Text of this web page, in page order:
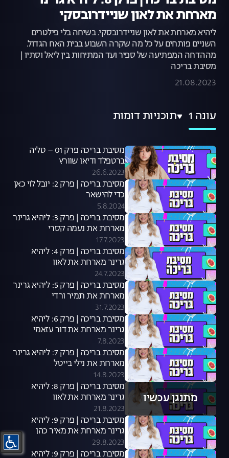
מארחת את לאון שניידרובסקי
ליהיא מארחת את לאון שניידרובסקי. בשיחה בלי פילטרים
השניים פותחים על כל מה שקרה השבוע בבית האח הגדול.
מההדחה המפתיעה של ספיר ועד המתיחות בין ליאל וסתיו |
מסיבת בריכה
21.08.2023
עונה 1 תוכניות דומות
מסיבת בריכה פרק 01 – טליה
ברטפלד ודיאן שוורץ
26.6.2023
מסיבת בריכה | פרק 2: יובל לוי כאן
כדי להישאר
5.8.2024
מסיבת בריכה | פרק 3: ליהיא גרינר
מארחת את נעמה קסרי
17.7.2023
מסיבת בריכה | פרק 4: ליהיא
גרינר מארחת את לאון
שניידרובסקי
24.7.2023
מסיבת בריכה | פרק 5: ליהיא גרינר
מארחת את תמיר ורדי
31.7.2023
מסיבת בריכה | פרק 6: ליהיא
גרינר מארחת את דור עזאמי
7.8.2023
מסיבת בריכה | פרק 7: ליהיא גרינר
מארחת את נילי בייטל
14.8.2023
מתנגן עכשיו
מסיבת בריכה | פרק 8: ליהיא
גרינר מארחת את לאון
שניידרובסקי
21.8.2023
מסיבת בריכה | פרק 9: ליהיא
גרינר מארחת את מאיר כהן
29.8.2023
מסיבת בריכה | פרק 9: ליהיא